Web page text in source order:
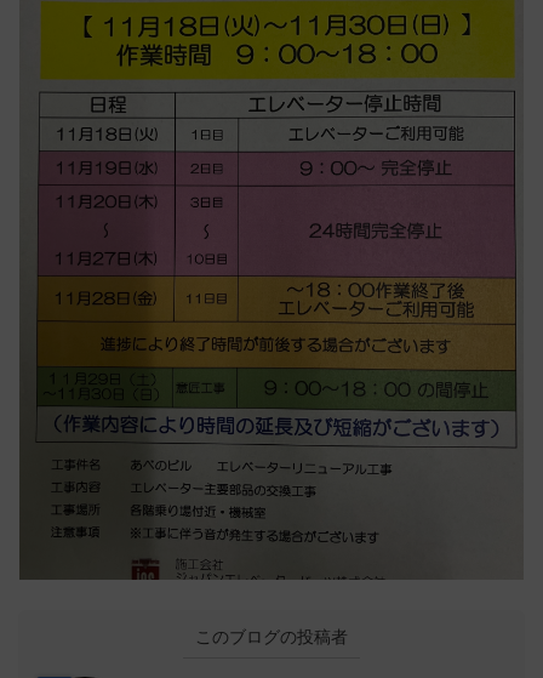
このブログの投稿者